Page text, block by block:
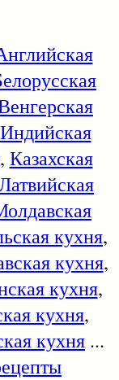
Индийская
, Казахская
кухня,
кухня,
кухня,
кухня,
кухня ...